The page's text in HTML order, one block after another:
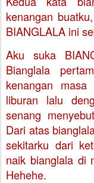
kenangan
BIANGLALA ini
Aku suka
Bianglala
kenangan
liburan lalu
senang
Dari atas
sekitarku dari
naik bianglala di
Hehehe.